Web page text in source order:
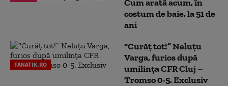
Cum arată acum, în
costum de baie, la 51 de
ani
FANATIK.RO
“Curăț tot!” Neluțu
Varga, furios după
umilința CFR Cluj –
Tromso 0-5. Exclusiv